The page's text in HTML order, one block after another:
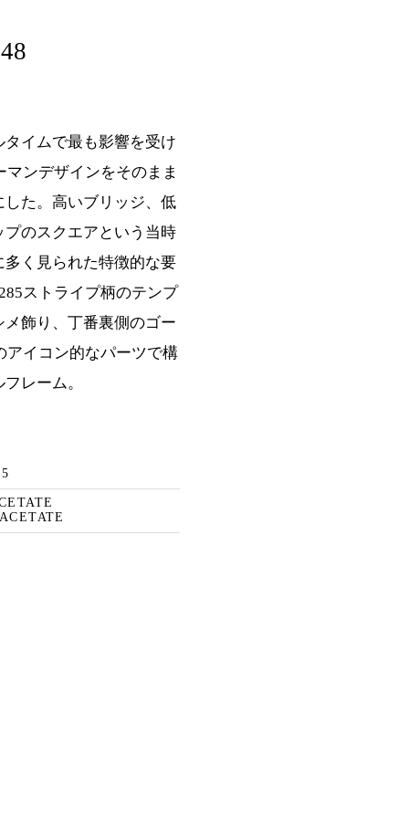
イムで最も影響を受け
ンデザインをそのまま
た。高いブリッジ、低
のスクエアという当時
く見られた特徴的な要
ストライプ柄のテンプ
飾り、丁番裏側のゴー
アイコン的なパーツで構
レーム。